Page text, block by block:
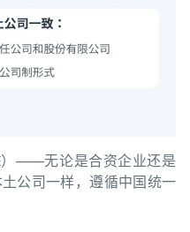
）——无论是合资企业还是
公司一样，遵循中国统一